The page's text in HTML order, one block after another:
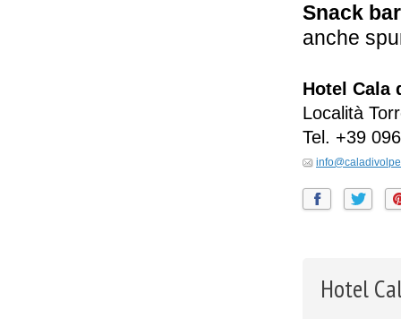
Snack bar
anche
Hotel Cala
Località
Tel. +39
Hotel